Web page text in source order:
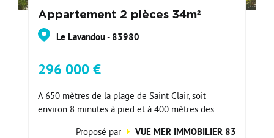
Appartement 2 pièces 34m²
Le Lavandou - 83980
296 000 €
A 650 mètres de la plage de Saint Clair, soit
environ 8 minutes à pied et à 400 mètres des...
Proposé par
VUE MER IMMOBILIER 83